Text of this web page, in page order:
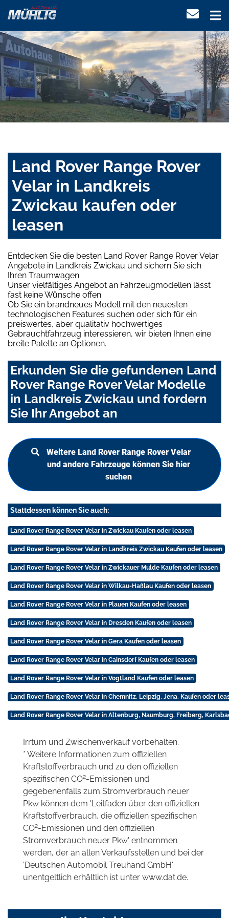
Land Rover Range Rover
Velar in Landkreis
Zwickau kaufen oder
leasen
Entdecken Sie die besten Land Rover Range Rover Velar
Angebote in Landkreis Zwickau und sichern Sie sich
Ihren Traumwagen.
Unser vielfältiges Angebot an Fahrzeugmodellen lässt
fast keine Wünsche offen.
Ob Sie ein brandneues Modell mit den neuesten
technologischen Features suchen oder sich für ein
preiswertes, aber qualitativ hochwertiges
Gebrauchtfahrzeug interessieren, wir bieten Ihnen eine
breite Palette an Optionen.
Erkunden Sie die gefundenen Land
Rover Range Rover Velar Modelle
in Landkreis Zwickau und fordern
Sie Ihr Angebot an
Weitere Land Rover Range Rover Velar
und andere Fahrzeuge können Sie hier
suchen
Stattdessen können Sie auch:
Land Rover Range Rover Velar in Zwickau Kaufen oder leasen
Land Rover Range Rover Velar in Landkreis Zwickau Kaufen oder leasen
Land Rover Range Rover Velar in Zwickauer Mulde Kaufen oder leasen
Land Rover Range Rover Velar in Wilkau-Haßlau Kaufen oder leasen
Land Rover Range Rover Velar in Plauen Kaufen oder leasen
Land Rover Range Rover Velar in Dresden Kaufen oder leasen
Land Rover Range Rover Velar in Gera Kaufen oder leasen
Land Rover Range Rover Velar in Cainsdorf Kaufen oder leasen
Land Rover Range Rover Velar in Vogtland Kaufen oder leasen
Land Rover Range Rover Velar in Chemnitz, Leipzig, Jena, Kaufen oder
Land Rover Range Rover Velar in Altenburg, Naumburg, Freiberg,
Irrtum und Zwischenverkauf vorbehalten.
* Weitere Informationen zum offiziellen
Kraftstoffverbrauch und zu den offiziellen
spezifischen CO2-Emissionen und
gegebenenfalls zum Stromverbrauch neuer
Pkw können dem 'Leitfaden über den offiziellen
Kraftstoffverbrauch, die offiziellen spezifischen
CO2-Emissionen und den offiziellen
Stromverbrauch neuer Pkw' entnommen
werden, der an allen Verkaufsstellen und bei der
'Deutschen Automobil Treuhand GmbH'
unentgeltlich erhältlich ist unter www.dat.de.